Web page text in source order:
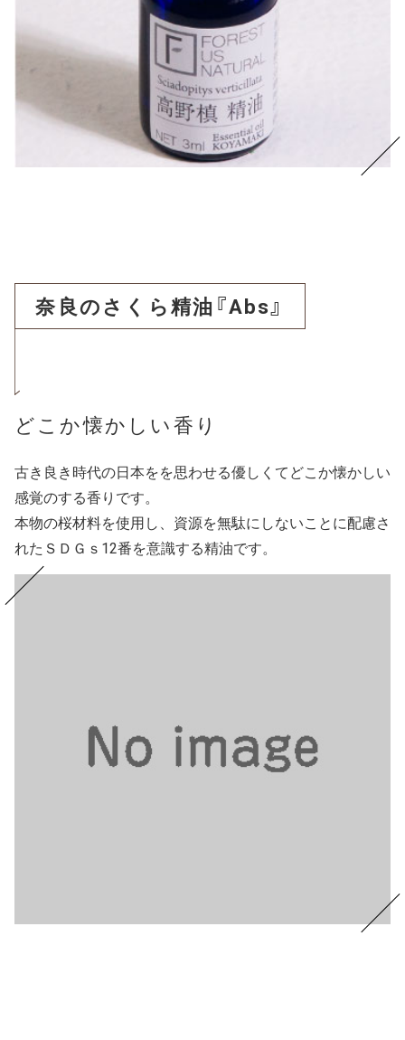
奈良のさくら精油『Abs』
どこか懐かしい香り
古き良き時代の日本をを思わせる優しくてどこか懐かしい
感覚のする香りです。
本物の桜材料を使用し、資源を無駄にしないことに配慮さ
れたＳＤＧｓ12番を意識する精油です。